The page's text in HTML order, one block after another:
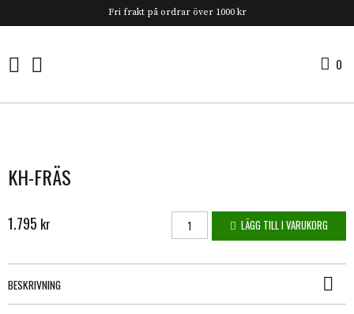
Fri frakt på ordrar över 1000 kr
0
KH-FRÄS
1.795 kr KH-fräs mängdLÄGG TILL I VARUKORG
BESKRIVNING